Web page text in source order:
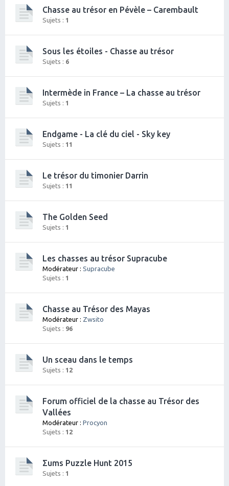
Chasse au trésor en Pévèle – Carembault
Sujets : 1
Sous les étoiles - Chasse au trésor
Sujets : 6
Intermède in France – La chasse au trésor
Sujets : 1
Endgame - La clé du ciel - Sky key
Sujets : 11
Le trésor du timonier Darrin
Sujets : 11
The Golden Seed
Sujets : 1
Les chasses au trésor Supracube
Modérateur : Supracube
Sujets : 1
Chasse au Trésor des Mayas
Modérateur : Zwsito
Sujets : 96
Un sceau dans le temps
Sujets : 12
Forum officiel de la chasse au Trésor des
Vallées
Modérateur : Procyon
Sujets : 12
Σums Puzzle Hunt 2015
Sujets : 1